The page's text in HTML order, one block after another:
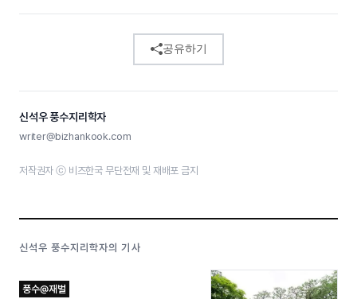
공유하기
신석우 풍수지리학자
writer@bizhankook.com
저작권자 ⓒ 비즈한국 무단전재 및 재배포 금지
신석우 풍수지리학자의 기사
풍수@재벌